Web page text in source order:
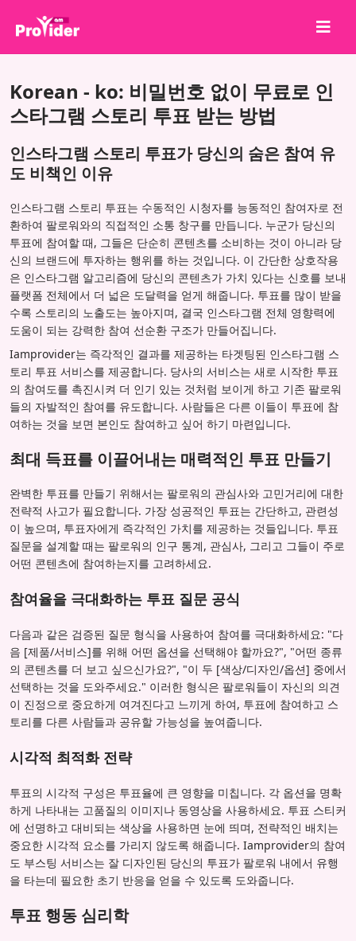
회사 소개
회원가입
API
이용약관
블로그
Korean - ko: 비밀번호 없이 무료로 인
스타그램 스토리 투표 받는 방법
인스타그램 스토리 투표가 당신의 숨은 참여 유
도 비책인 이유
인스타그램 스토리 투표는 수동적인 시청자를 능동적인 참여자로 전
환하여 팔로워와의 직접적인 소통 창구를 만듭니다. 누군가 당신의
투표에 참여할 때, 그들은 단순히 콘텐츠를 소비하는 것이 아니라 당
신의 브랜드에 투자하는 행위를 하는 것입니다. 이 간단한 상호작용
은 인스타그램 알고리즘에 당신의 콘텐츠가 가치 있다는 신호를 보내
플랫폼 전체에서 더 넓은 도달력을 얻게 해줍니다. 투표를 많이 받을
수록 스토리의 노출도는 높아지며, 결국 인스타그램 전체 영향력에
도움이 되는 강력한 참여 선순환 구조가 만들어집니다.
Iamprovider는 즉각적인 결과를 제공하는 타겟팅된 인스타그램 스
토리 투표 서비스를 제공합니다. 당사의 서비스는 새로 시작한 투표
의 참여도를 촉진시켜 더 인기 있는 것처럼 보이게 하고 기존 팔로워
들의 자발적인 참여를 유도합니다. 사람들은 다른 이들이 투표에 참
여하는 것을 보면 본인도 참여하고 싶어 하기 마련입니다.
최대 득표를 이끌어내는 매력적인 투표 만들기
완벽한 투표를 만들기 위해서는 팔로워의 관심사와 고민거리에 대한
전략적 사고가 필요합니다. 가장 성공적인 투표는 간단하고, 관련성
이 높으며, 투표자에게 즉각적인 가치를 제공하는 것들입니다. 투표
질문을 설계할 때는 팔로워의 인구 통계, 관심사, 그리고 그들이 주로
어떤 콘텐츠에 참여하는지를 고려하세요.
참여율을 극대화하는 투표 질문 공식
다음과 같은 검증된 질문 형식을 사용하여 참여를 극대화하세요: "다
음 [제품/서비스]를 위해 어떤 옵션을 선택해야 할까요?", "어떤 종류
의 콘텐츠를 더 보고 싶으신가요?", "이 두 [색상/디자인/옵션] 중에서
선택하는 것을 도와주세요." 이러한 형식은 팔로워들이 자신의 의견
이 진정으로 중요하게 여겨진다고 느끼게 하여, 투표에 참여하고 스
토리를 다른 사람들과 공유할 가능성을 높여줍니다.
시각적 최적화 전략
투표의 시각적 구성은 투표율에 큰 영향을 미칩니다. 각 옵션을 명확
하게 나타내는 고품질의 이미지나 동영상을 사용하세요. 투표 스티커
에 선명하고 대비되는 색상을 사용하면 눈에 띄며, 전략적인 배치는
중요한 시각적 요소를 가리지 않도록 해줍니다. Iamprovider의 참여
도 부스팅 서비스는 잘 디자인된 당신의 투표가 팔로워 내에서 유행
을 타는데 필요한 초기 반응을 얻을 수 있도록 도와줍니다.
투표 행동 심리학